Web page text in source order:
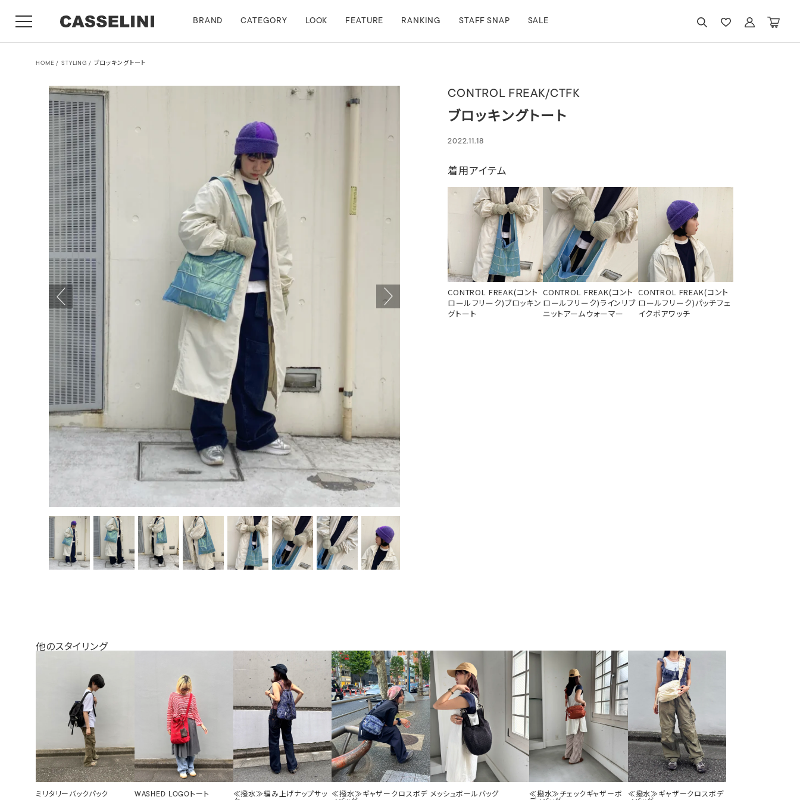
BRAND CATEGORY LOOK FEATURE RANKING STAFF SNAP SALE
HOME STYLING ブロッキングトート
CONTROL FREAK/CTFK
ブロッキングトート
2022.11.18
着用アイテム
CONTROL FREAK(コント
ロールフリーク)ブロッキン
グトート
CONTROL FREAK(コント
ロールフリーク)ラインリブ
ニットアームウォーマー
CONTROL FREAK(コント
ロールフリーク)パッチフェ
イクボアワッチ
他のスタイリング
ミリタリーバックパック WASHED LOGOトート
≪撥水≫編み上げナップサッ
≪撥水≫ギャザークロスボデ メッシュボールバッグ
≪撥水≫チェックギャザーボ
≪撥水≫ギャザークロスボデ